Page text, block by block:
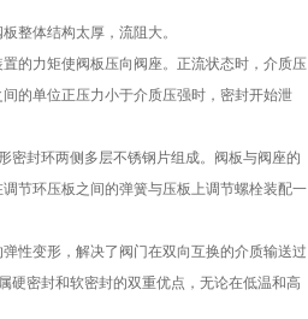
整体结构太厚，流阻大。
的力矩使阀板压向阀座。正流状态时，介质压
的单位正压力小于介质压强时，密封开始泄
封环两侧多层不锈钢片组成。阀板与阀座的
节环压板之间的弹簧与压板上调节螺栓装配一
变形，解决了阀门在双向互换的介质输送过
硬密封和软密封的双重优点，无论在低温和高